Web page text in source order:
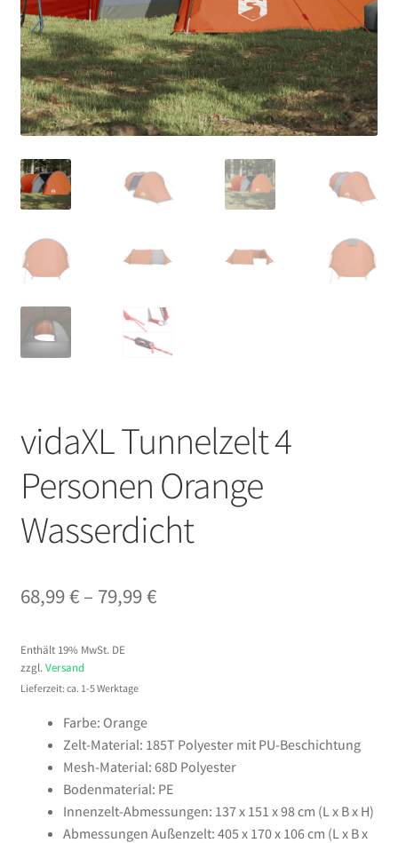
vidaXL Tunnelzelt 4
Personen Orange
Wasserdicht
68,99€ – 79,99€Preisspanne:
Enthält 19% MwSt. DE
zzgl. Versand
Lieferzeit: ca. 1-5 Werktage
Farbe: Orange
Zelt-Material: 185T Polyester mit PU-Beschichtung
Mesh-Material: 68D Polyester
Bodenmaterial: PE
Innenzelt-Abmessungen: 137 x 151 x 98 cm (L x B x H)
Abmessungen Außenzelt: 405 x 170 x 106 cm (L x B x